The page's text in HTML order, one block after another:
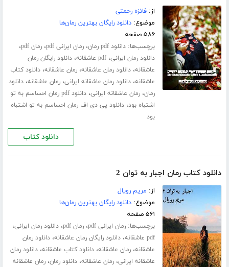
از:فائزه رحمتی
موضوع:دانلود رایگان بهترین رمان‌ها
۵۸۶ صفحه
برچسب‌ها:دانلود pdf رمان ،رمان ایرانی pdf ،رمان pdf ،
دانلود رمان ایرانی،pdf عاشقانه ،دانلود رایگان رمان
عاشقانه،دانلود رمان عاشقانه،رمان عاشقانه،دانلود کتاب
عاشقانه،دانلود رمان عاشقانه ایرانی،رمان عاشقانه،دانلود
رمان،رمان عاشقانه ایرانی،
دانلود pdf رمان احساسم به تو
اشتباه بود،دانلود پی دی اف رمان احساسم به تو اشتباه
بود
دانلود کتاب
دانلود کتاب رمان اجبار به توان 2
از: مریم رویال
موضوع:دانلود رایگان بهترین رمان‌ها
۵۶۱ صفحه
برچسب‌ها:رمان ایرانی pdf ،رمان pdf ،دانلود رمان ایرانی،
pdf عاشقانه ،دانلود رایگان رمان عاشقانه،دانلود رمان
عاشقانه،رمان عاشقانه،دانلود کتاب عاشقانه،دانلود رمان
عاشقانه ایرانی،رمان عاشقانه،دانلود رمان،رمان عاشقانه